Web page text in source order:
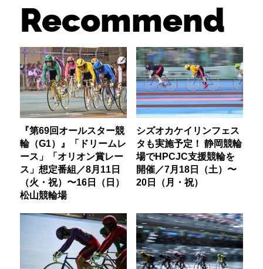
Recommend
『第69回オールスター競
輪（G1）』「ドリームレ
ース」「オリオン賞レー
ス」想定番組／8月11日
（火・祝）〜16日（日）
松山競輪場
シズオカケイリンフェス
タも実施予定！ 静岡競輪
場でHPCJC支援競輪を
開催／7月18日（土）〜
20日（月・祝）